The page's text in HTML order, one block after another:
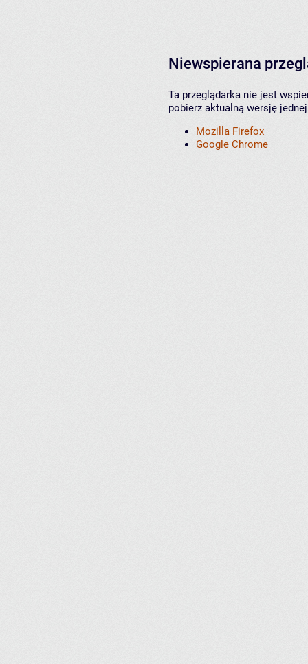
Niewspierana
Ta przeglądarka nie jest
pobierz aktualną wersję
Mozilla Firefox
Google Chrome